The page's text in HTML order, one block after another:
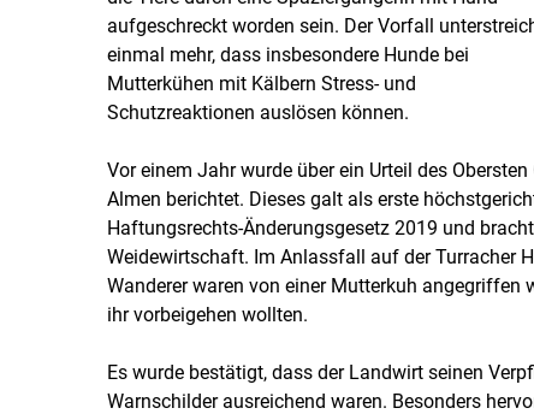
aufgeschreckt worden sein. Der Vorfall
einmal mehr, dass insbesondere Hunde bei
Mutterkühen mit Kälbern Stress- und
Schutzreaktionen auslösen können.
Vor einem Jahr wurde über ein Urteil des
Almen berichtet. Dieses galt als erste
Haftungsrechts-Änderungsgesetz 2019 und
Weidewirtschaft. Im Anlassfall auf der Turracher
Wanderer waren von einer Mutterkuh angegriffen
ihr vorbeigehen wollten.
Es wurde bestätigt, dass der Landwirt seinen
Warnschilder ausreichend waren. Besonders